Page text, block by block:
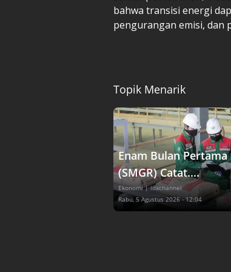
bahwa transisi energi
pengurangan emisi, dan
Topik Menarik
Enam Bulan Pertama
(SMGR) Catat....
Ekonomi | idxchannel
Rabu, 5 Agustus 2026 - 12:04